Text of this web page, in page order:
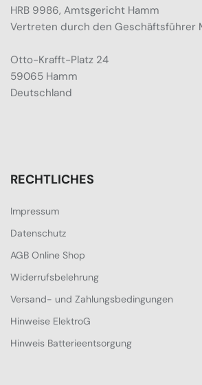
HRB 9986, Amtsgericht Hamm
Vertreten durch den Geschäftsführer
Otto-Krafft-Platz 24
59065 Hamm
Deutschland
RECHTLICHES
Impressum
Datenschutz
AGB Online Shop
Widerrufsbelehrung
Versand- und Zahlungsbedingungen
Hinweise ElektroG
Hinweis Batterieentsorgung